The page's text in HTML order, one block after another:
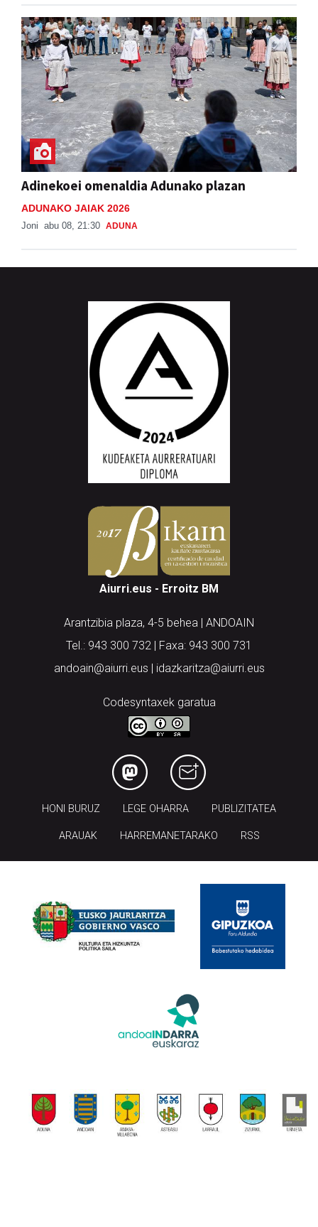
Adinekoei omenaldia Adunako plazan
ADUNAKO JAIAK 2026
Joni abu 08, 21:30 ADUNA
Aiurri.eus - Erroitz BM
Arantzibia plaza, 4-5 behea | ANDOAIN
Tel.: 943 300 732 | Faxa: 943 300 731
andoain@aiurri.eus | idazkaritza@aiurri.eus
Codesyntaxek garatua
HONI BURUZ LEGE OHARRA PUBLIZITATEA
ARAUAK HARREMANETARAKO RSS